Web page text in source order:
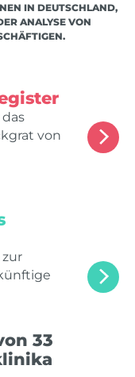
IN DEUTSCHLAND, D
ANALYSE VON P
von
33